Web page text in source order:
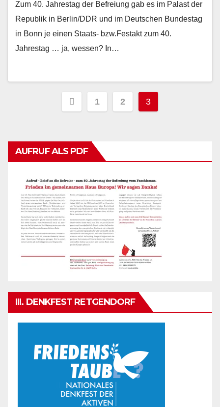
Zum 40. Jahrestag der Befreiung gab es im Palast der
Republik in Berlin/DDR und im Deutschen Bundestag
in Bonn je einen Staats- bzw.Festakt zum 40.
Jahrestag … ja, wessen? In…
Seitennummerierung
Beiträge
1 2 3
AUFRUF ALS PDF
III. DENKFEST RETGENDORF